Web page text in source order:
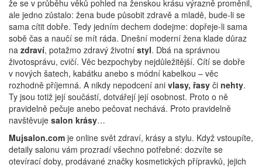
že se v průběhu věků pohled na ženskou krásu výrazně proměnil,
ale jedno zůstalo: žena bude působit zdravě a mladě, bude-li se
sama cítit dobře. Tedy jedním dechem dodejme: dopřeje-li sama
sobě čas a naučí se mít ráda. Dnešní moderní žena klade důraz
na zdraví, potažmo zdravý životní styl. Dbá na správnou
životosprávu, cvičí. Věc bezpochyby nejdůležitější. Cítí se dobře
v nových šatech, kabátku anebo s módní kabelkou – věc
rozhodně příjemná. A nikdy nepodcení ani vlasy, řasy či nehty.
Ty jsou totiž její součástí, dotvářejí její osobnost. Proto o ně
pravidelně pečuje anebo pečovat nechává. Proto pravidelně
navštěvuje salon krásy…
Mujsalon.com je online svět zdraví, krásy a stylu. Když vstoupíte,
detaily salonu vám prozradí všechno potřebné: dozvíte se
otevírací doby, prodávané značky kosmetických přípravků, jejich